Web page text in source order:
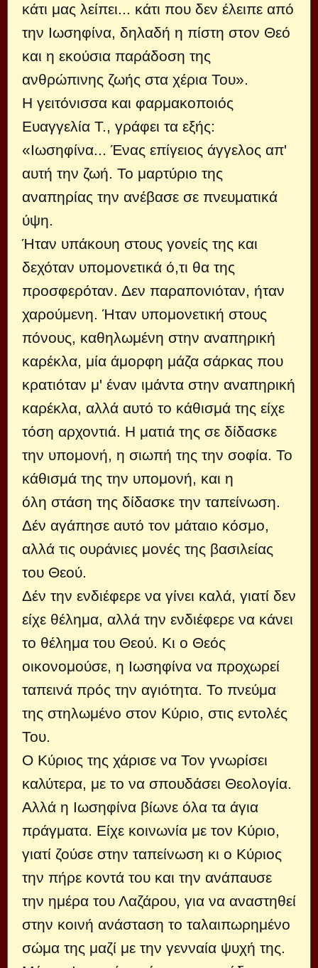
κάτι μας λείπει... κάτι που δεν έλειπε από
την Ιωσηφίνα, δηλαδή η πίστη στον Θεό
και η εκούσια παράδοση της
ανθρώπινης ζωής στα χέρια Του».
Η γειτόνισσα και φαρμακοποιός
Ευαγγελία Τ., γράφει τα εξής:
«Ιωσηφίνα... Ένας επίγειος άγγελος απ'
αυτή την ζωή. Το μαρτύριο της
αναπηρίας την ανέβασε σε πνευματικά
ύψη.
Ήταν υπάκουη στους γονείς της και
δεχόταν υπομονετικά ό,τι θα της
προσφερόταν. Δεν παραπονιόταν, ήταν
χαρούμενη. Ήταν υπομονετική στους
πόνους, καθηλωμένη στην αναπηρική
καρέκλα, μία άμορφη μάζα σάρκας που
κρατιόταν μ' έναν ιμάντα στην αναπηρική
καρέκλα, αλλά αυτό το κάθισμά της είχε
τόση αρχοντιά. Η ματιά της σε δίδασκε
την υπομονή, η σιωπή της την σοφία. Το
κάθισμά της την υπομονή, και η
όλη στάση της δίδασκε την ταπείνωση.
Δέν αγάπησε αυτό τον μάταιο κόσμο,
αλλά τις ουράνιες μονές της βασιλείας
του Θεού.
Δέν την ενδιέφερε να γίνει καλά, γιατί δεν
είχε θέλημα, αλλά την ενδιέφερε να κάνει
το θέλημα του Θεού. Κι ο Θεός
οικονομούσε, η Ιωσηφίνα να προχωρεί
ταπεινά πρός την αγιότητα. Το πνεύμα
της στηλωμένο στον Κύριο, στις εντολές
Του.
Ο Κύριος της χάρισε να Τον γνωρίσει
καλύτερα, με το να σπουδάσει Θεολογία.
Αλλά η Ιωσηφίνα βίωνε όλα τα άγια
πράγματα. Είχε κοινωνία με τον Κύριο,
γιατί ζούσε στην ταπείνωση κι ο Κύριος
την πήρε κοντά του και την ανάπαυσε
την ημέρα του Λαζάρου, για να αναστηθεί
στην κοινή ανάσταση το ταλαιπωρημένο
σώμα της μαζί με την γενναία ψυχή της.